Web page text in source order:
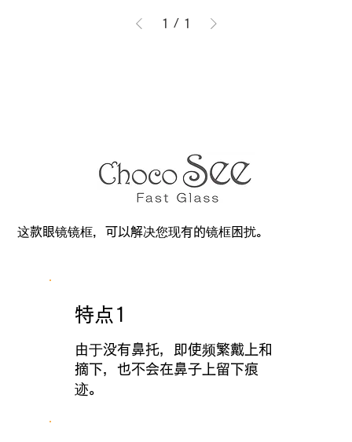
这款眼镜镜框，可以解决您现有的镜框困扰。
特点1
由于没有鼻托，即使频繁戴上和
摘下，也不会在鼻子上留下痕
迹。
1 / 1